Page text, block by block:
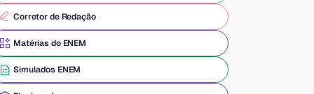
Filosofia
Literatura
Corretor de Redação
Matérias do ENEM
Simulados ENEM